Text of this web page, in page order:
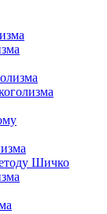
Шичко